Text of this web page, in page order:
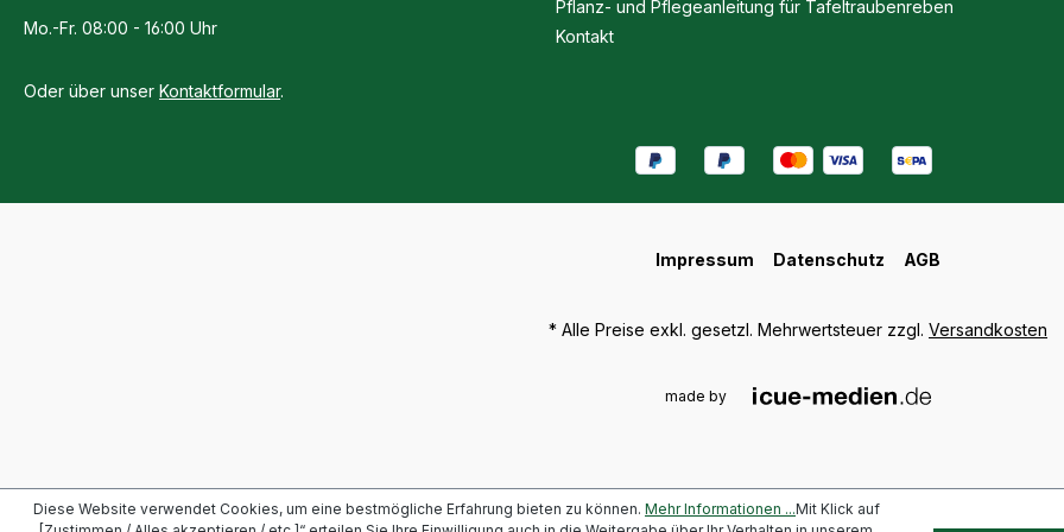
Mo.-Fr. 08:00 - 16:00 Uhr
Oder über unser Kontaktformular.
Pflanz- und Pflegeanleitung für Tafeltraubenreben
Kontakt
Impressum Datenschutz AGB
* Alle Preise exkl. gesetzl. Mehrwertsteuer zzgl. Versandkosten
made by
Diese Website verwendet Cookies, um eine bestmögliche Erfahrung bieten zu können. Mehr Informationen ...Mit Klick auf